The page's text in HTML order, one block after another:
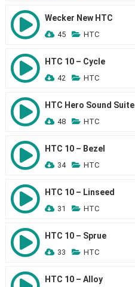
Wecker New HTC
45 HTC
HTC 10 – Cycle
42 HTC
HTC Hero Sound Suite
48 HTC
HTC 10 – Bezel
34 HTC
HTC 10 – Linseed
31 HTC
HTC 10 – Sprue
33 HTC
HTC 10 – Alloy